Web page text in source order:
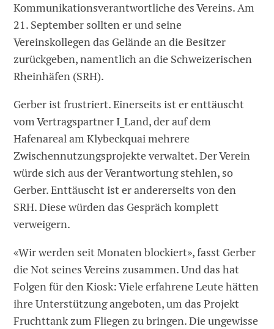
Kommunikationsverantwortliche des Vereins. Am
21. September sollten er und seine
Vereinskollegen das Gelände an die Besitzer
zurückgeben, namentlich an die Schweizerischen
Rheinhäfen (SRH).
Gerber ist frustriert. Einerseits ist er enttäuscht
vom Vertragspartner I_Land, der auf dem
Hafenareal am Klybeckquai mehrere
Zwischennutzungsprojekte verwaltet. Der Verein
würde sich aus der Verantwortung stehlen, so
Gerber. Enttäuscht ist er andererseits von den
SRH. Diese würden das Gespräch komplett
verweigern.
«Wir werden seit Monaten blockiert», fasst Gerber
die Not seines Vereins zusammen. Und das hat
Folgen für den Kiosk: Viele erfahrene Leute hätten
ihre Unterstützung angeboten, um das Projekt
Fruchttank zum Fliegen zu bringen. Die ungewisse